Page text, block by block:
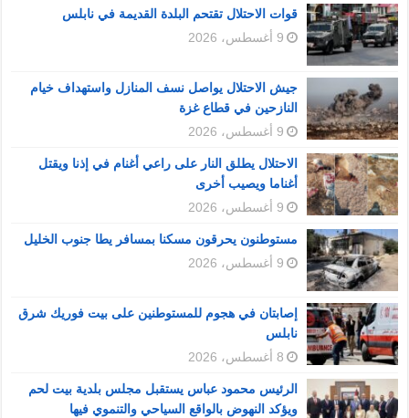
قوات الاحتلال تقتحم البلدة القديمة في نابلس
9 أغسطس، 2026
جيش الاحتلال يواصل نسف المنازل واستهداف خيام
النازحين في قطاع غزة
9 أغسطس، 2026
الاحتلال يطلق النار على راعي أغنام في إذنا ويقتل
أغناما ويصيب أخرى
9 أغسطس، 2026
مستوطنون يحرقون مسكنا بمسافر يطا جنوب الخليل
9 أغسطس، 2026
إصابتان في هجوم للمستوطنين على بيت فوريك شرق
نابلس
8 أغسطس، 2026
الرئيس محمود عباس يستقبل مجلس بلدية بيت لحم
ويؤكد النهوض بالواقع السياحي والتنموي فيها